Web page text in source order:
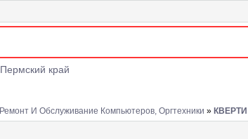
Пермский край
Ремонт И Обслуживание Компьютеров, Оргтехники » КВЕРТИ